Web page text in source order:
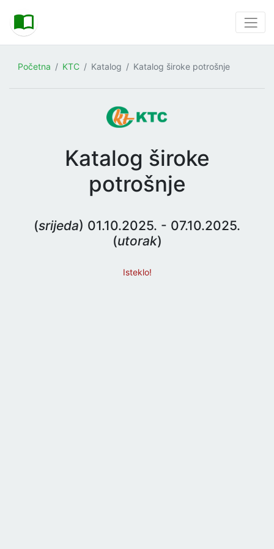
Početna KTC Katalog Katalog široke potrošnje
Katalog široke
potrošnje
(srijeda) 01.10.2025. - 07.10.2025.
(utorak)
Isteklo!